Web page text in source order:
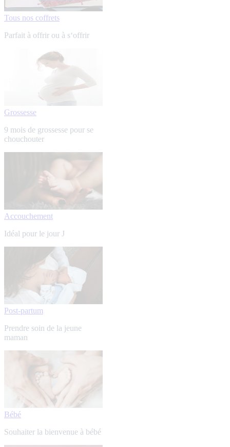
Tous nos coffrets
Parfait à offrir ou à s‘offrir
Grossesse
9 mois de grossesse pour se
chouchouter
Accouchement
Idéal pour le jour J
Post-partum
Prendre soin de la jeune
maman
Bébé
Souhaiter la bienvenue à bébé